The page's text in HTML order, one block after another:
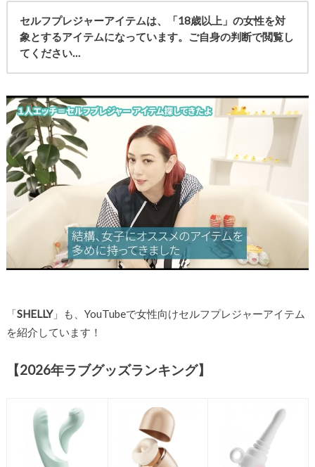
セルフプレジャーアイテムは、「18歳以上」の女性を対
象とするアイテムになっています。ご自身の判断で閲覧し
てください…
「SHELLY」も、YouTubeで女性向けセルフプレジャーアイテム
を紹介しています！
【2026年ラブグッズランキング】